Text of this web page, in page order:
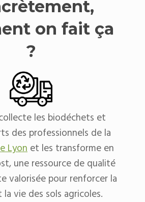
on fait ça
?
les biodéchets et
des professionnels de la
Lyon et les transforme en
une ressource de qualité
valorisée pour renforcer la
vie des sols agricoles.